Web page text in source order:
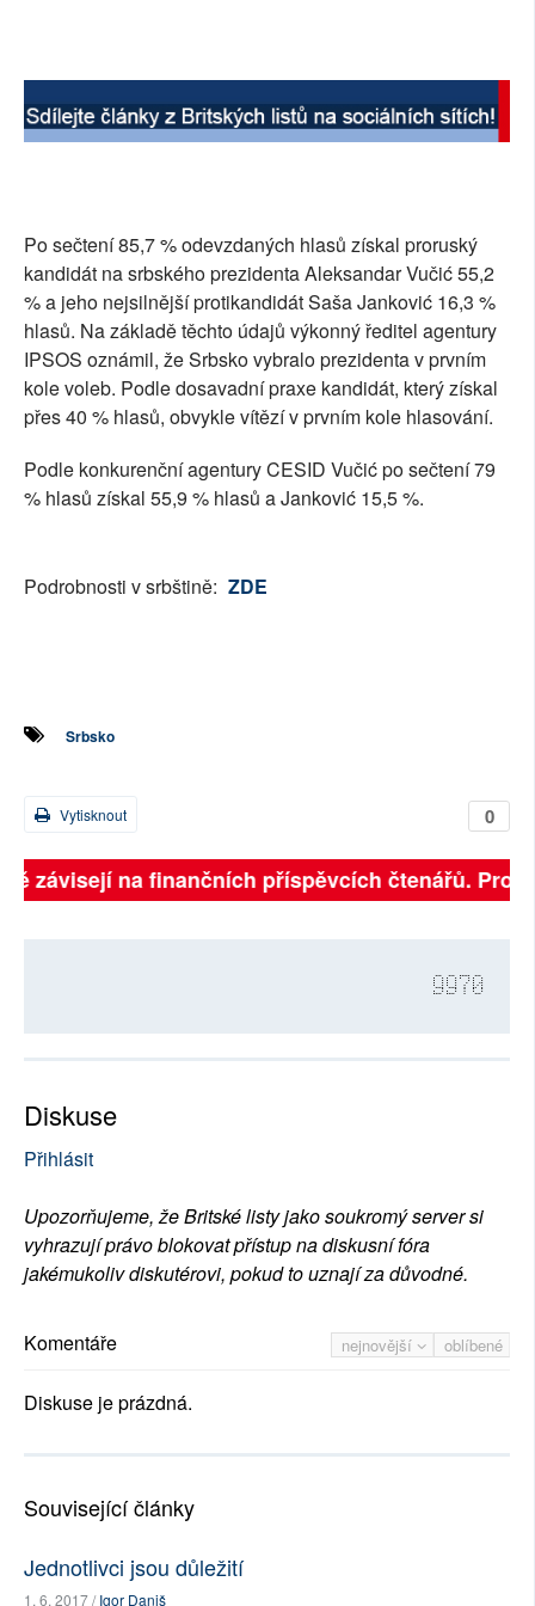
RUBRIKY
PLNÁ VERZE STRÁNEK
Po sečtení 85,7 % odevzdaných hlasů získal proruský
kandidát na srbského prezidenta Aleksandar Vučić 55,2
% a jeho nejsilnější protikandidát Saša Janković 16,3 %
hlasů. Na základě těchto údajů výkonný ředitel agentury
IPSOS oznámil, že Srbsko vybralo prezidenta v prvním
kole voleb. Podle dosavadní praxe kandidát, který získal
přes 40 % hlasů, obvykle vítězí v prvním kole hlasování.
Podle konkurenční agentury CESID Vučić po sečtení 79
% hlasů získal 55,9 % hlasů a Janković 15,5 %.
Podrobnosti v srbštině: ZDE
Srbsko
0
Vytisknout
závisejí na finančních příspěvcích čtenářů.
9970
Diskuse
Přihlásit
Upozorňujeme, že Britské listy jako soukromý server si
vyhrazují právo blokovat přístup na diskusní fóra
jakémukoliv diskutérovi, pokud to uznají za důvodné.
nejnovější oblíbené
Komentáře
Diskuse je prázdná.
Související články
Jednotlivci jsou důležití
1. 6. 2017 /Igor Daniš